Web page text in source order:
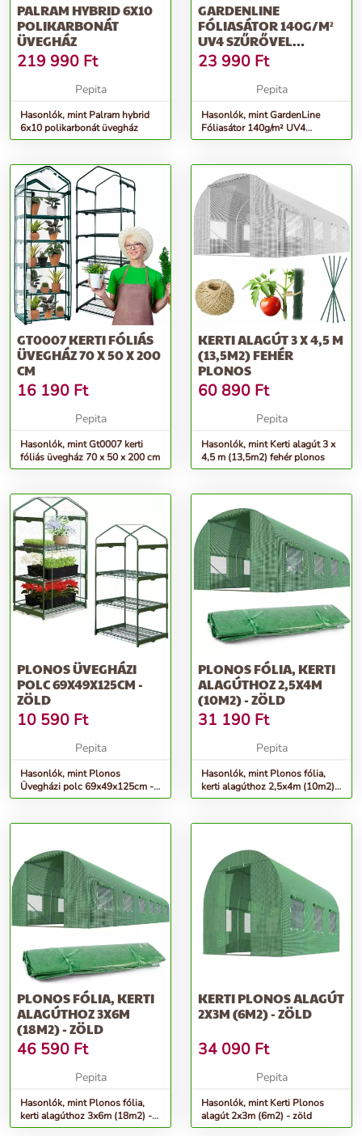
PALRAM HYBRID 6X10
POLIKARBONÁT
ÜVEGHÁZ
219 990 Ft
Pepita
Hasonlók, mint Palram hybrid
6x10 polikarbonát üvegház
GARDENLINE
FÓLIASÁTOR 140G/M²
UV4 SZŰRŐVEL
2X1,37X2,34M - ZÖLD
23 990 Ft
Pepita
Hasonlók, mint GardenLine
Fóliasátor 140g/m² UV4
szűrővel 2x1,37x2,34m - zöld
GT0007 KERTI FÓLIÁS
ÜVEGHÁZ 70 X 50 X 200
CM
16 190 Ft
Pepita
Hasonlók, mint Gt0007 kerti
fóliás üvegház 70 x 50 x 200 cm
KERTI ALAGÚT 3 X 4,5 M
(13,5M2) FEHÉR
PLONOS
60 890 Ft
Pepita
Hasonlók, mint Kerti alagút 3 x
4,5 m (13,5m2) fehér plonos
PLONOS ÜVEGHÁZI
POLC 69X49X125CM -
ZÖLD
10 590 Ft
Pepita
Hasonlók, mint Plonos
Üvegházi polc 69x49x125cm -
zöld
PLONOS FÓLIA, KERTI
ALAGÚTHOZ 2,5X4M
(10M2) - ZÖLD
31 190 Ft
Pepita
Hasonlók, mint Plonos fólia,
kerti alagúthoz 2,5x4m (10m2) -
zöld
PLONOS FÓLIA, KERTI
ALAGÚTHOZ 3X6M
(18M2) - ZÖLD
46 590 Ft
Pepita
Hasonlók, mint Plonos fólia,
kerti alagúthoz 3x6m (18m2) -
zöld
KERTI PLONOS ALAGÚT
2X3M (6M2) - ZÖLD
34 090 Ft
Pepita
Hasonlók, mint Kerti Plonos
alagút 2x3m (6m2) - zöld